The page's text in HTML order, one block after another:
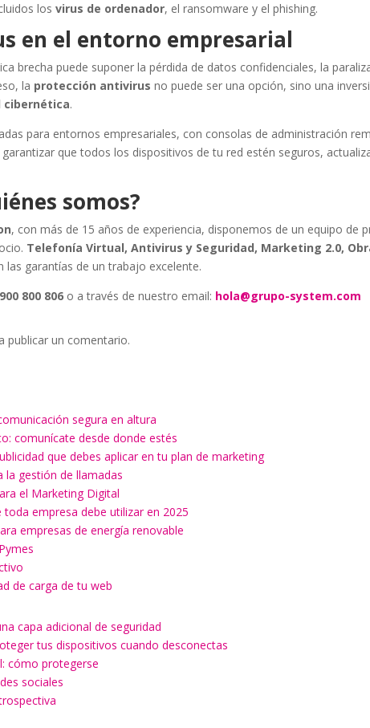
losvirus de ordenador, el ransomware y el phishing.
en el entorno empresarial
brecha puede suponer la pérdida de datos confidenciales, la
la protección antivirus no puede ser una opción, sino una
cibernética.
para entornos empresariales, con consolas de administración
que todos los dispositivos de tu red estén seguros,
somos?
, con más de 15 años de experiencia, disponemos de un equipo de
Telefonía Virtual, Antivirus y Seguridad, Marketing 2.0,
las garantías de un trabajo excelente.
900 800 806 o a través de nuestro email: hola@grupo-system.com
publicar un comentario.
segura en altura
comunícate desde donde estés
que debes aplicar en tu plan de marketing
la gestión de llamadas
el Marketing Digital
empresa debe utilizar en 2025
empresas de energía renovable
de carga de tu web
capa adicional de seguridad
tus dispositivos cuando desconectas
cómo protegerse
sociales